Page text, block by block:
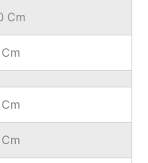
Cm